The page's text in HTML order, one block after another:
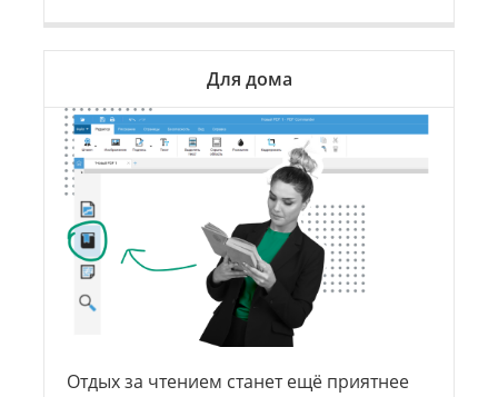
Отдых за чтением станет ещё приятнее
Для дома